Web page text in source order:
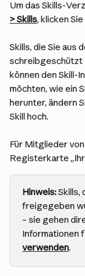
Um das Skills-
> Skills, klicken
Skills, die Sie aus
schreibgeschützt
können den Skill-
möchten, wie ein
herunter, ändern
Skill hoch.
Für Mitglieder
Registerkarte
Hinweis: Skills,
freigegeben
– sie gehen
Informationen
verwenden.